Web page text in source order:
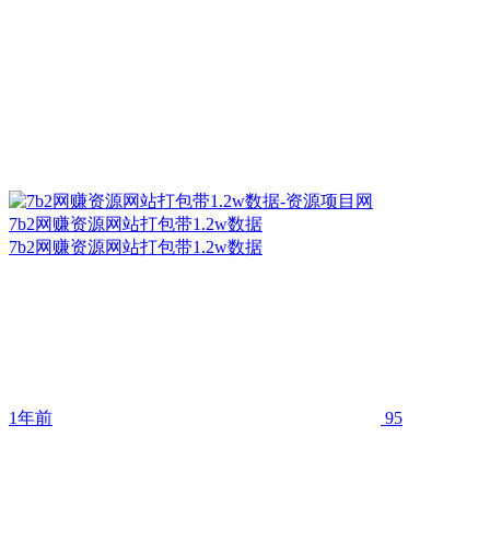
7b2网赚资源网站打包带1.2w数据
7b2网赚资源网站打包带1.2w数据
1年前 95